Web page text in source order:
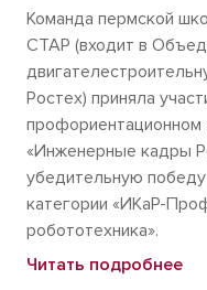
Команда пермской
СТАР (входит в
Ростех) приняла
профориентационном
«Инженерные кадры
убедительную
категории «ИКаР-
робототехника».
Читать подробнее